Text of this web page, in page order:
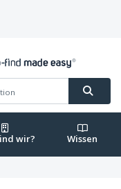
wir? Wissen